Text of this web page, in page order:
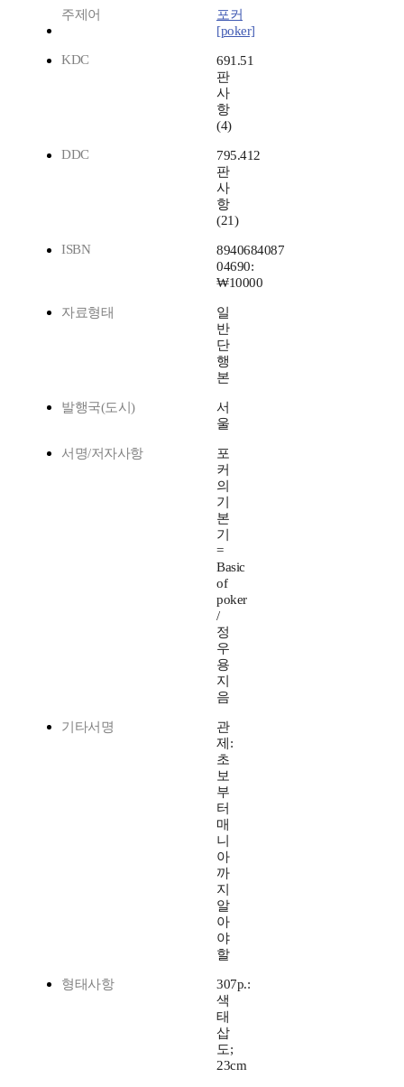
주제어
포커
[poker]
KDC
691.51
판
사
항
(4)
DDC
795.412
판
사
항
(21)
ISBN
8940684087
04690:
₩10000
자료형태
일
반
단
행
본
발행국(도시)
서
울
서명/저자사항
포
커
의
기
본
기
=
Basic
of
poker
/
정
우
용
지
음
기타서명
관
제:
초
보
부
터
매
니
아
까
지
알
아
야
할
형태사항
307p.:
색
태
삽
도;
23cm